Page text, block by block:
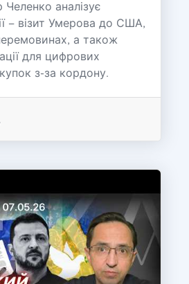
Челенко аналізує
– візит Умерова до США,
а також
для цифрових
з-за кордону.